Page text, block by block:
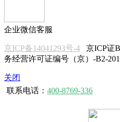
企业微信客服
京ICP备14041293号-4 京ICP证
务经营许可证编号（京）-B2-
关闭
联系电话： 400-8769-336